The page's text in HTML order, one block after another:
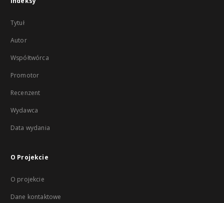
Tytuł
Autor
Współtwórca
Promotor
Recenzent
Wydawca
Data wydania
O Projekcie
O projekcie
Dane kontaktowe